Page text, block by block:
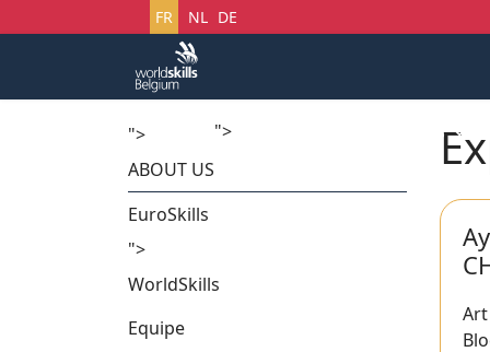
Sélectionnez votre langue
FR NL DE
"> Startech's Days
">
ABOUT US
EuroSkills
">
WorldSkills
Equipe